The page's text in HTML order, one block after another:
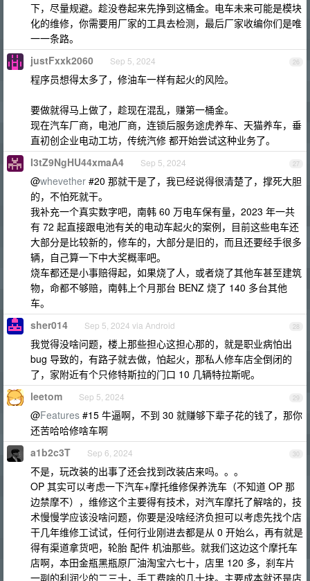
下，尽量规避。趁没卷起来先挣到这桶金。电车未来可能是模块
化的维修，你需要用厂家的工具去检测，最后厂家收编你们是唯
一一条路。
26
justFxxk2060 Sep 5, 2024
程序员想得太多了，修油车一样有起火的风险。
要做就得马上做了，趁现在混乱，赚第一桶金。
现在汽车厂商，电池厂商，连锁后服务途虎养车、天猫养车，垂
直初创企业电动工坊，传统汽修 都开始尝试这种业务了。
27
I3tZ9NgHU44xmaA4 Sep 5, 2024
@whevether #20 那就干是了，我已经说得很清楚了，撑死大胆
的，不怕死就干。
我补充一个真实数字吧，南韩 60 万电车保有量，2023 年一共
有 72 起直接跟电池有关的电动车起火的案例，目前这些电车还
大部分是比较新的，修车的，大部分是旧的，而且还要经手很多
辆，自己算一下中大奖概率吧。
烧车都还是小事赔得起，如果烧了人，或者烧了其他车甚至建筑
物，命都不够赔，南韩上个月那台 BENZ 烧了 140 多台其他
车。
28
sher014 Sep 5, 2024 via Android
我觉得没啥问题，楼上那些担心这担心那的，就是职业病怕出
bug 导致的，有路子就去做，怕起火，那私人修车店全倒闭的
了，家附近有个只修特斯拉的门口 10 几辆特拉斯呢。
29
leetom Sep 5, 2024
@Features #15 牛逼啊，不到 30 就赚够下辈子花的钱了，那你
还苦哈哈修啥车啊
30
a1b2c3T Sep 6, 2024
不是，玩改装的出事了还会找到改装店来吗。。。
OP 其实可以考虑一下汽车+摩托维修保养洗车（不知道 OP 那
边禁摩不），维修这个主要得有技术，对汽车摩托了解啥的，技
术慢慢学应该没啥问题，你要是没啥经济负担可以考虑先找个店
干几年维修工试试，任何行业刚进去都是从 0 开始么，再有就是
得有渠道拿货吧，轮胎 配件 机油那些。就我们这边这个摩托车
店啊，本田金瓶黑瓶原厂油淘宝六七十，店里 120 多，刹车片
一副的利润少的二三十，手工费啥的几十块。主要成本就还是店